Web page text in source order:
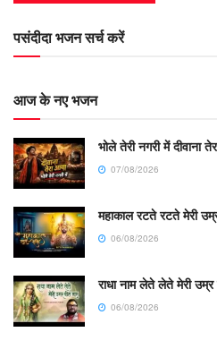
पसंदीदा भजन सर्च करें
आज के नए भजन
भोले तेरी नगरी में दीवाना
07/08/2026
महाकाल रटते रटते मेरी
06/08/2026
राधा नाम लेते लेते मेरी उम्र
06/08/2026